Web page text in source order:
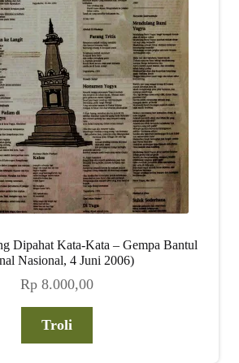
Dipahat Kata-Kata – Gempa Bantul
Nasional, 4 Juni 2006)
Rp 8.000,00
Troli